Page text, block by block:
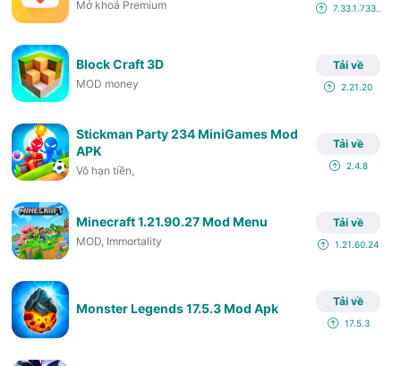
House Flipper
Shadow of Death
Minecraft 1.19.80.21 Mod v1.19.80.21
Hay Day
Left to Survive 5.6.1
Mở khoá Premium 7.33.1.733...
Block Craft 3D
MOD money
Tải về
2.21.20
Stickman Party 234 MiniGames Mod
APK
Vô hạn tiền,
Tải về
2.4.8
Minecraft 1.21.90.27 Mod Menu
MOD, Immortality
Tải về
1.21.60.24
Monster Legends 17.5.3 Mod Apk Tải về
17.5.3